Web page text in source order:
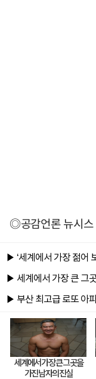
◎공감언론 뉴시스